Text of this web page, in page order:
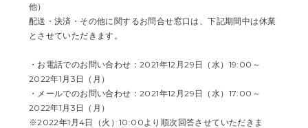
他）
配送・決済・その他に関するお問合せ窓口は、下記期間中は休業
とさせていただきます。
・お電話でのお問い合わせ：2021年12月29日（水）19:00～
2022年1月3日（月）
・メールでのお問い合わせ：2021年12月29日（水）17:00～
2022年1月3日（月）
※2022年1月4日（火）10:00より順次回答させていただきま